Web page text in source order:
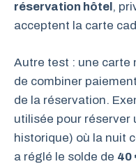
réservation hôtel ,
acceptent la carte
Autre test : une carte
de combiner
de la réservation.
utilisée pour réserver
historique) où la nuit
a réglé le solde de 40